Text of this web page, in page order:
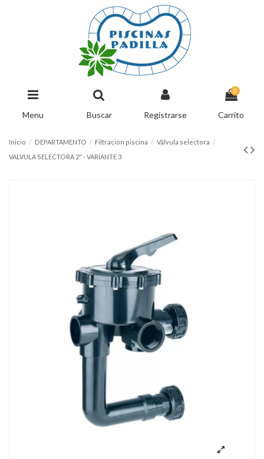
Menu Buscar Registrarse
0
Carrito
Inicio DEPARTAMENTO Filtración piscina
Válvula selectora
VALVULA SELECTORA 2" - VARIANTE 3